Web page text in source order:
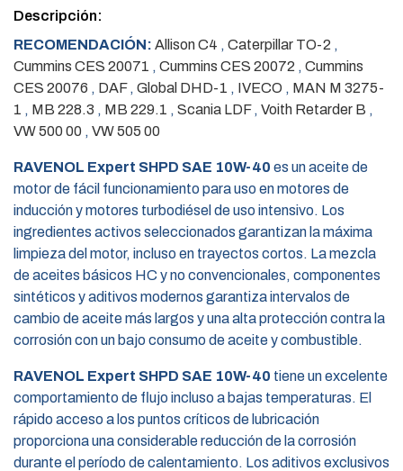
Descripción:
RECOMENDACIÓN: Allison C4 , Caterpillar TO-2 ,
Cummins CES 20071 , Cummins CES 20072 , Cummins
CES 20076 , DAF, Global DHD-1 , IVECO , MAN M 3275-
1 , MB 228.3 , MB 229.1 , Scania LDF, Voith Retarder B ,
VW 500 00 , VW 505 00
RAVENOL Expert SHPD SAE 10W-40 es un aceite de
motor de fácil funcionamiento para uso en motores de
inducción y motores turbodiésel de uso intensivo. Los
ingredientes activos seleccionados garantizan la máxima
limpieza del motor, incluso en trayectos cortos. La mezcla
de aceites básicos HC y no convencionales, componentes
sintéticos y aditivos modernos garantiza intervalos de
cambio de aceite más largos y una alta protección contra la
corrosión con un bajo consumo de aceite y combustible.
RAVENOL Expert SHPD SAE 10W-40 tiene un excelente
comportamiento de flujo incluso a bajas temperaturas. El
rápido acceso a los puntos críticos de lubricación
proporciona una considerable reducción de la corrosión
durante el período de calentamiento. Los aditivos exclusivos